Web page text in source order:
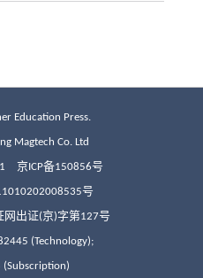
Education Press.
Magtech Co. Ltd
京ICP备150856号
号
网出证(京)字第127号
(Technology);
(Subscription)